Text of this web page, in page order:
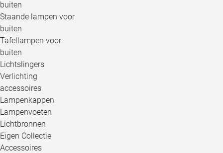
buiten
Staande lampen voor
buiten
Tafellampen voor
buiten
Lichtslingers
Verlichting
accessoires
Lampenkappen
Lampenvoeten
Lichtbronnen
Eigen Collectie
Accessoires